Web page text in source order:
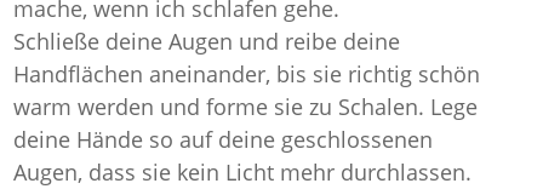
mache, wenn ich schlafen gehe.
Schließe deine Augen und reibe deine
Handflächen aneinander, bis sie richtig schön
warm werden und forme sie zu Schalen. Lege
deine Hände so auf deine geschlossenen
Augen, dass sie kein Licht mehr durchlassen.